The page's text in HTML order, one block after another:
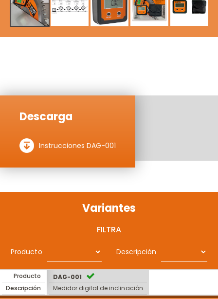
Descarga
Instrucciones DAG-001
Variantes
FILTRA
Producto Descripción
Producto
Descripción
DAG-001
Medidor digital de inclinación